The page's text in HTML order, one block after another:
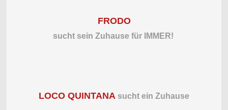
FRODO
sucht sein Zuhause für IMMER!
LOCO QUINTANA sucht ein Zuhause